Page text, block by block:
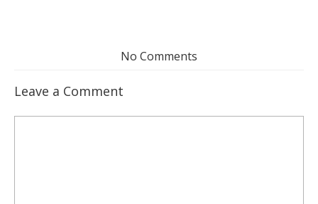
No Comments
Leave a Comment